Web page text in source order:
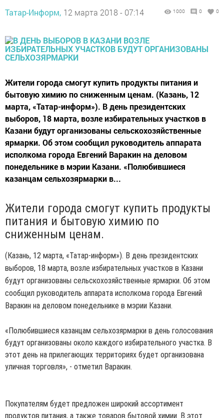
Татар-Информ, 12 марта 2018 - 07:14 1000 0 0
Жители города смогут купить продукты питания и
бытовую химию по сниженным ценам. (Казань, 12
марта, «Татар-информ»). В день президентских
выборов, 18 марта, возле избирательных участков в
Казани будут организованы сельскохозяйственные
ярмарки. Об этом сообщил руководитель аппарата
исполкома города Евгений Варакин на деловом
понедельнике в мэрии Казани. «Полюбившиеся
казанцам сельхозярмарки в...
Жители города смогут купить продукты
питания и бытовую химию по
сниженным ценам.
(Казань, 12 марта, «Татар-информ»). В день президентских
выборов, 18 марта, возле избирательных участков в Казани
будут организованы сельскохозяйственные ярмарки. Об этом
сообщил руководитель аппарата исполкома города Евгений
Варакин на деловом понедельнике в мэрии Казани.
«Полюбившиеся казанцам сельхозярмарки в день голосования
будут организованы около каждого избирательного участка. В
этот день на прилегающих территориях будет организована
уличная торговля», - отметил Варакин.
Покупателям будет предложен широкий ассортимент
продуктов питания, а также товаров бытовой химии. В этот